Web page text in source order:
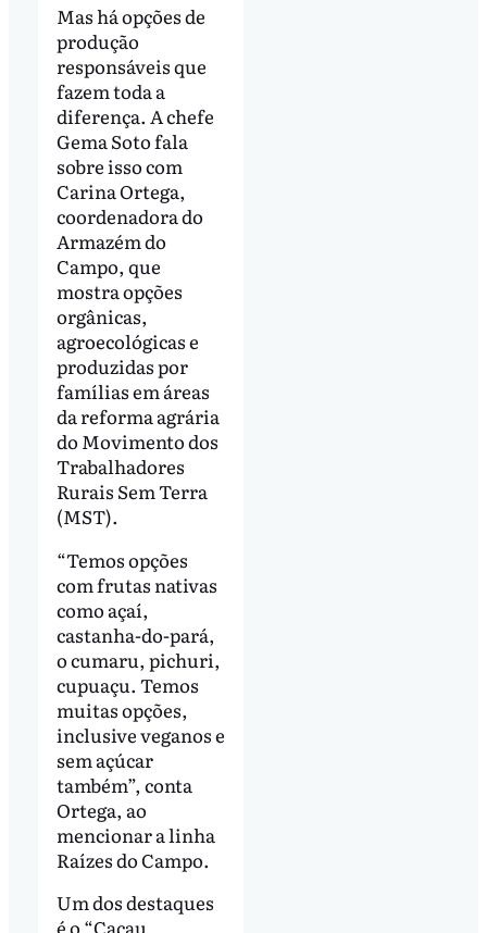
Mas há opções de
produção
responsáveis que
fazem toda a
diferença. A chefe
Gema Soto fala
sobre isso com
Carina Ortega,
coordenadora do
Armazém do
Campo, que
mostra opções
orgânicas,
agroecológicas e
produzidas por
famílias em áreas
da reforma agrária
do Movimento dos
Trabalhadores
Rurais Sem Terra
(MST).
“Temos opções
com frutas nativas
como açaí,
castanha-do-pará,
o cumaru, pichuri,
cupuaçu. Temos
muitas opções,
inclusive veganos e
sem açúcar
também”, conta
Ortega, ao
mencionar a linha
Raízes do Campo.
Um dos destaques
é o “Cacau